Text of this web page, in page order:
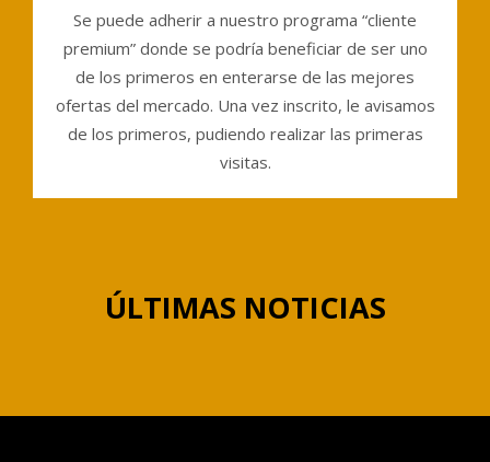
Se puede adherir a nuestro programa “cliente
premium” donde se podría beneficiar de ser uno
de los primeros en enterarse de las mejores
ofertas del mercado. Una vez inscrito, le avisamos
de los primeros, pudiendo realizar las primeras
visitas.
ÚLTIMAS NOTICIAS